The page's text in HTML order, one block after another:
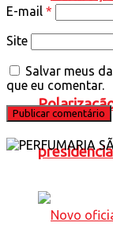
E-mail *
Site
Salvar meus
que eu comentar.